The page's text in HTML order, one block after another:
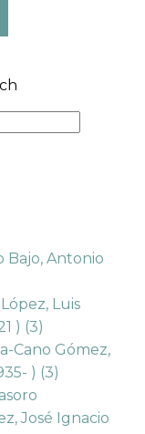
Bajo, Antonio
Luis
) (3)
Cano Gómez,
) (3)
José Ignacio